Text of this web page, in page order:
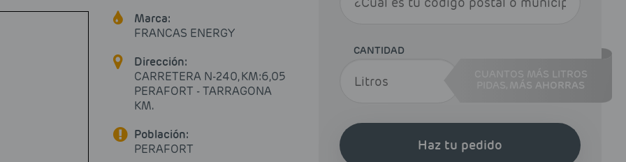
Marca:
FRANCAS ENERGY
Dirección:
CARRETERA N-240, KM:6,05
PERAFORT - TARRAGONA
KM.
Población:
PERAFORT
CANTIDAD
CUANTOS MÁS LITROS
MÁS AHORRAS
Haz tu pedido